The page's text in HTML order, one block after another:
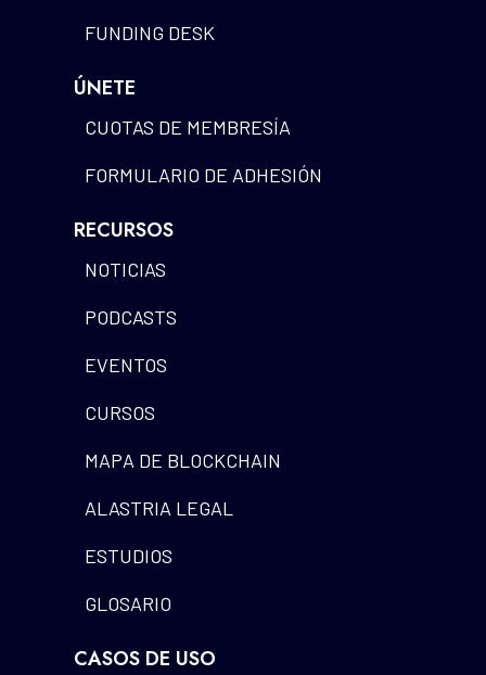
FUNDING DESK
ÚNETE
CUOTAS DE MEMBRESÍA
FORMULARIO DE ADHESIÓN
RECURSOS
NOTICIAS
PODCASTS
EVENTOS
CURSOS
MAPA DE BLOCKCHAIN
ALASTRIA LEGAL
ESTUDIOS
GLOSARIO
CASOS DE USO